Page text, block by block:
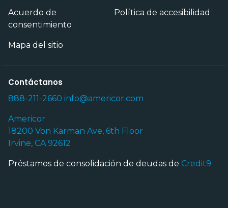
Acuerdo de
consentimiento
Política de accesibilidad
Mapa del sitio
Contáctanos
888-211-2660 info@americor.com
Americor
18200 Von Karman Ave, 6th Floor
Irvine, CA 92612
Préstamos de consolidación de deudas de Credit9